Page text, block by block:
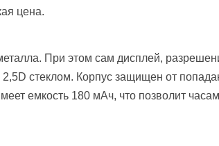
цена.
При этом сам дисплей,
стеклом. Корпус защищен от
емкость 180 мАч, что позволит